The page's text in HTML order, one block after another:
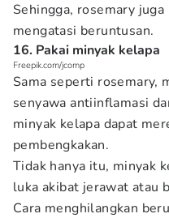
Sehingga, rosemary
mengatasi beruntusan.
16. Pakai minyak kelapa
Freepik.com/jcomp
Sama seperti rosemary,
senyawa antiinflamasi
minyak kelapa dapat
pembengkakan.
Tidak hanya itu, minyak
luka akibat jerawat atau
Cara menghilangkan